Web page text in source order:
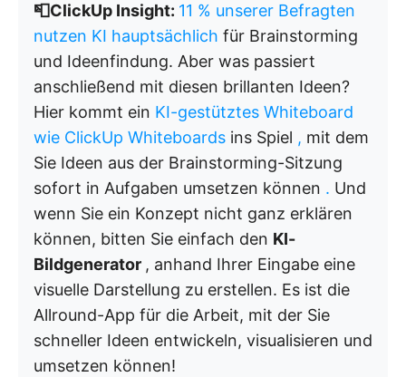
📮ClickUp Insight: 11 % unserer Befragten
nutzen KI hauptsächlich für Brainstorming
und Ideenfindung. Aber was passiert
anschließend mit diesen brillanten Ideen?
Hier kommt ein KI-gestütztes Whiteboard
wie ClickUp Whiteboards ins Spiel , mit dem
Sie Ideen aus der Brainstorming-Sitzung
sofort in Aufgaben umsetzen können . Und
wenn Sie ein Konzept nicht ganz erklären
können, bitten Sie einfach den KI-
Bildgenerator , anhand Ihrer Eingabe eine
visuelle Darstellung zu erstellen. Es ist die
Allround-App für die Arbeit, mit der Sie
schneller Ideen entwickeln, visualisieren und
umsetzen können!